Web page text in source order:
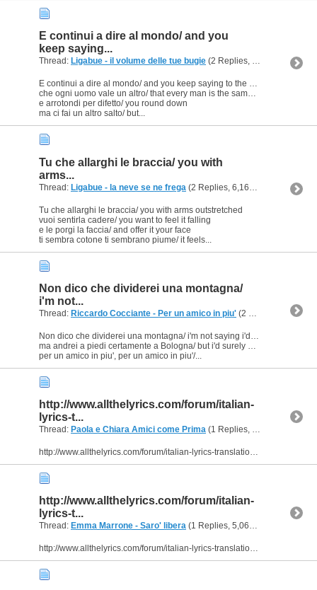
E continui a dire al mondo/ and you
keep saying...
Thread: Ligabue - il volume delle tue bugie (2 Replies, 8,938 Views) by
E continui a dire al mondo/ and you keep saying to the world
che ogni uomo vale un altro/ that every man is the same to you
e arrotondi per difetto/ you round down
ma ci fai un altro salto/ but...
Tu che allarghi le braccia/ you with
arms...
Thread: Ligabue - la neve se ne frega (2 Replies, 6,166 Views) by
Tu che allarghi le braccia/ you with arms outstretched
vuoi sentirla cadere/ you want to feel it falling
e le porgi la faccia/ and offer it your face
ti sembra cotone ti sembrano piume/ it feels...
Non dico che dividerei una montagna/
i'm not...
Thread: Riccardo Cocciante - Per un amico in piu' (2 Replies, 8,142 Views) by
ma andrei a piedi certamente a Bologna/ but i'd surely go on foot up to Bologna
per un amico in piu', per un amico in piu'/...
http://www.allthelyrics.com/forum/italian-
lyrics-t...
Thread: Paola e Chiara Amici come Prima (1 Replies, 4,756 Views) by
http://www.allthelyrics.com/forum/italian-lyrics-translation/81678-amici-come-prima-pls.html
http://www.allthelyrics.com/forum/italian-
lyrics-t...
Thread: Emma Marrone - Saro' libera (1 Replies, 5,068 Views) by
http://www.allthelyrics.com/forum/italian-lyrics-translation/122249-translation-of-an-italian-song-saro-libera.html